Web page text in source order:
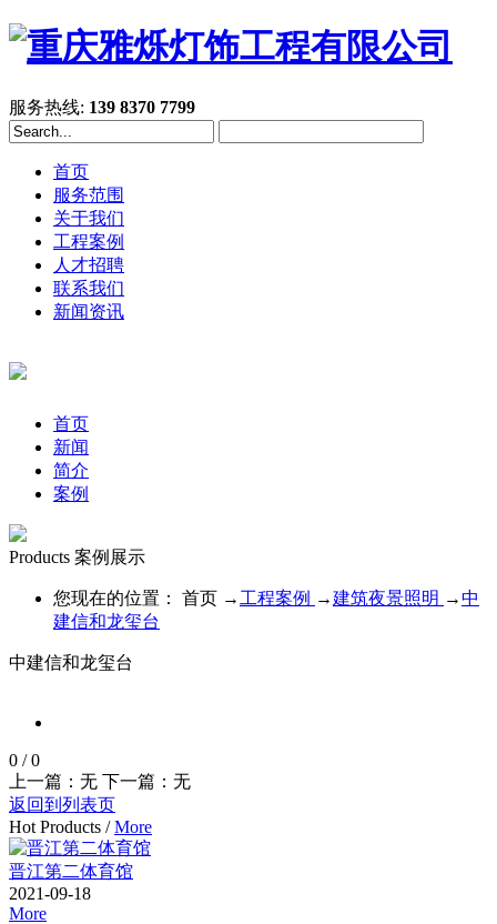
服务热线: 139 8370 7799
首页
服务范围
关于我们
工程案例
人才招聘
联系我们
新闻资讯
首页
新闻
简介
案例
Products 案例展示
您现在的位置： 首页 → 工程案例 →建筑夜景照明 →中
建信和龙玺台
中建信和龙玺台
0 / 0
上一篇：无 下一篇：无
返回到列表页
Hot Products / More
晋江第二体育馆
2021-09-18
More